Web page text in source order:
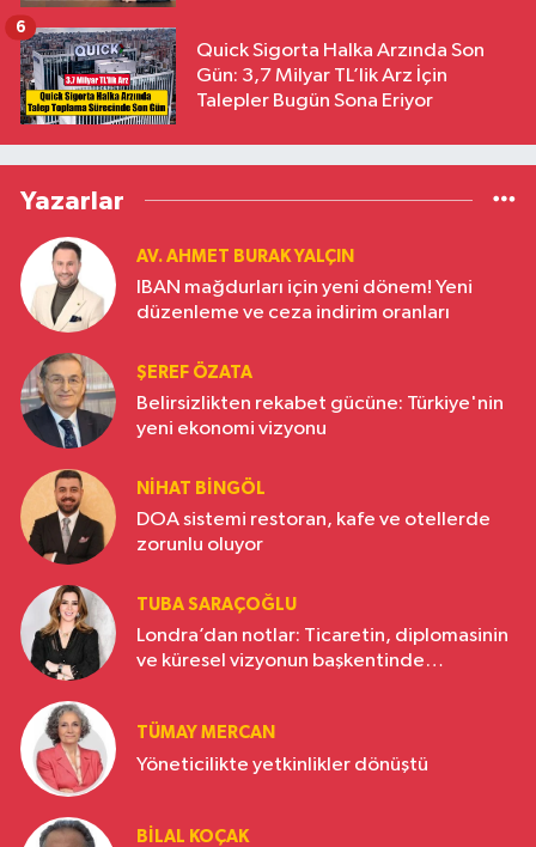
Quick Sigorta Halka Arzında Son
Gün: 3,7 Milyar TL’lik Arz İçin
Talepler Bugün Sona Eriyor
6
Yazarlar
AV. AHMET BURAK YALÇIN
IBAN mağdurları için yeni dönem! Yeni
düzenleme ve ceza indirim oranları
ŞEREF ÖZATA
Belirsizlikten rekabet gücüne: Türkiye'nin
yeni ekonomi vizyonu
NIHAT BINGÖL
DOA sistemi restoran, kafe ve otellerde
zorunlu oluyor
TUBA SARAÇOĞLU
Londra’dan notlar: Ticaretin, diplomasinin
ve küresel vizyonun başkentinde
TÜMAY MERCAN
Yöneticilikte yetkinlikler dönüştü
BILAL KOÇAK